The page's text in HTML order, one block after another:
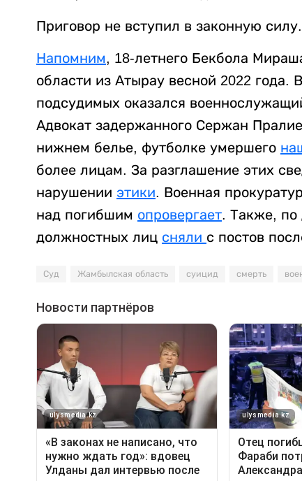
Приговор не вступил в законную силу.
Напомним, 18-летнего Бекбола
области из Атырау весной 2022 года.
подсудимых оказался
Адвокат задержанного Сержан
нижнем белье, футболке умершего
более лицам. За разглашение этих
нарушении этики. Военная
над погибшим опровергает. Также,
должностных лиц сняли с постов
Суд Жамбылская область суицид смерть